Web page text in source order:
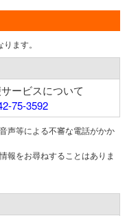
ます。
ービスについて
75-3592
声等による不審な電話がかか
報をお尋ねすることはありま